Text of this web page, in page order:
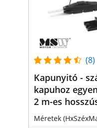
(8)
Kapunyitó -
kapuhoz
2 m-es
Méretek